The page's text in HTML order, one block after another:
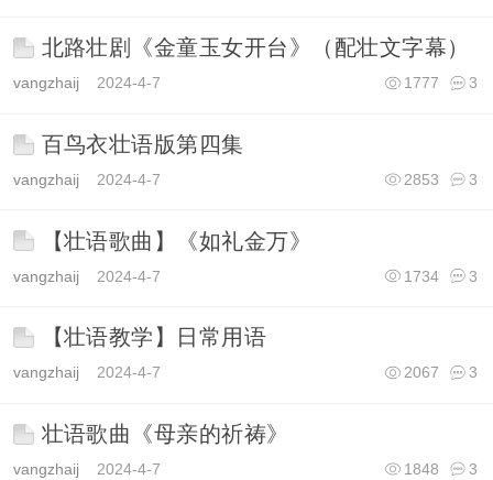
北路壮剧《金童玉女开台》（配壮文字幕）
vangzhaij 2024-4-7 3
1777
百鸟衣壮语版第四集
vangzhaij 2024-4-7 3
2853
【壮语歌曲】《如礼金万》
vangzhaij 2024-4-7 3
1734
【壮语教学】日常用语
vangzhaij 2024-4-7 3
2067
壮语歌曲《母亲的祈祷》
vangzhaij 2024-4-7 3
1848